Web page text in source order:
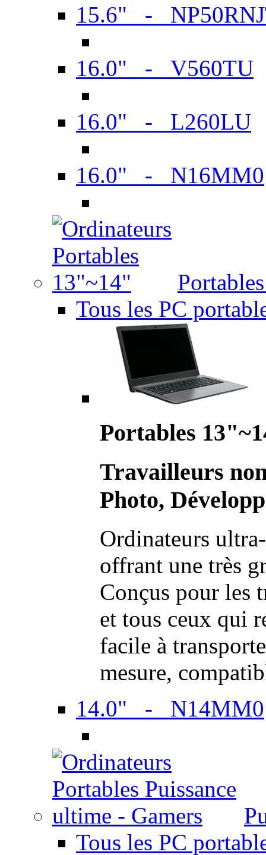
15.6" -
16.0" - V560TU
16.0" - L260LU
16.0" - N16MM0
Tous les PC
Portables
Travailleurs
Photo,
Ordinateurs
offrant une très
Conçus pour les
et tous ceux qui
facile à
mesure,
14.0" - N14MM0
Tous les PC